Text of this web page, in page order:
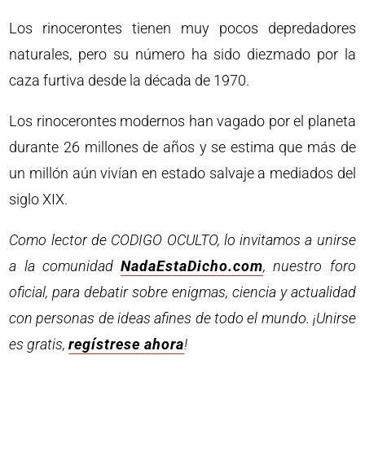
Los rinocerontes tienen muy pocos depredadores
naturales, pero su número ha sido diezmado por la
caza furtiva desde la década de 1970.
Los rinocerontes modernos han vagado por el planeta
durante 26 millones de años y se estima que más de
un millón aún vivían en estado salvaje a mediados del
siglo XIX.
Como lector de CODIGO OCULTO, lo invitamos a unirse
a la comunidadNadaEstaDicho.com, nuestro foro
oficial, para debatir sobre enigmas, ciencia y actualidad
con personas de ideas afines de todo el mundo. ¡Unirse
es gratis,regístrese ahora!